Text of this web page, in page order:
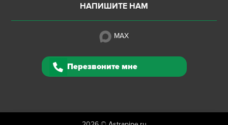
НАПИШИТЕ НАМ
MAX
Перезвоните мне